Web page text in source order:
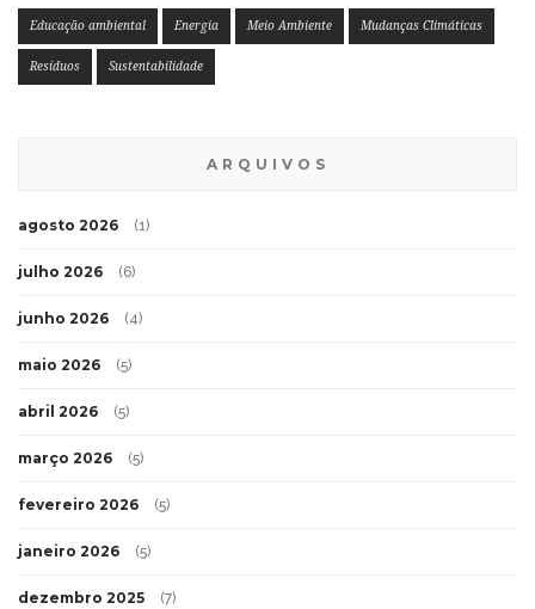
Educação ambiental Energia Meio Ambiente Mudanças Climáticas
Resíduos Sustentabilidade
ARQUIVOS
agosto 2026 (1)
julho 2026 (6)
junho 2026 (4)
maio 2026 (5)
abril 2026 (5)
março 2026 (5)
fevereiro 2026 (5)
janeiro 2026 (5)
dezembro 2025 (7)